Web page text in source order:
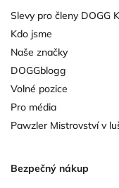
Slevy pro členy DOGG
Kdo jsme
Naše značky
DOGGblogg
Volné pozice
Pro média
Pawzler Mistrovství v
Bezpečný nákup